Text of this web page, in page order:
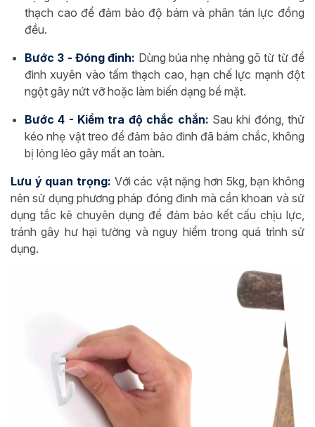
thạch cao để đảm bảo độ bám và phân tán lực đồng
đều.
Bước 3 - Đóng đinh: Dùng búa nhẹ nhàng gõ từ từ để
đinh xuyên vào tấm thạch cao, hạn chế lực mạnh đột
ngột gây nứt vỡ hoặc làm biến dạng bề mặt.
Bước 4 - Kiểm tra độ chắc chắn: Sau khi đóng, thử
kéo nhẹ vật treo để đảm bảo đinh đã bám chắc, không
bị lỏng lẻo gây mất an toàn.
Lưu ý quan trọng: Với các vật nặng hơn 5kg, bạn không
nên sử dụng phương pháp đóng đinh mà cần khoan và sử
dụng tắc kê chuyên dụng để đảm bảo kết cấu chịu lực,
tránh gây hư hại tường và nguy hiểm trong quá trình sử
dụng.